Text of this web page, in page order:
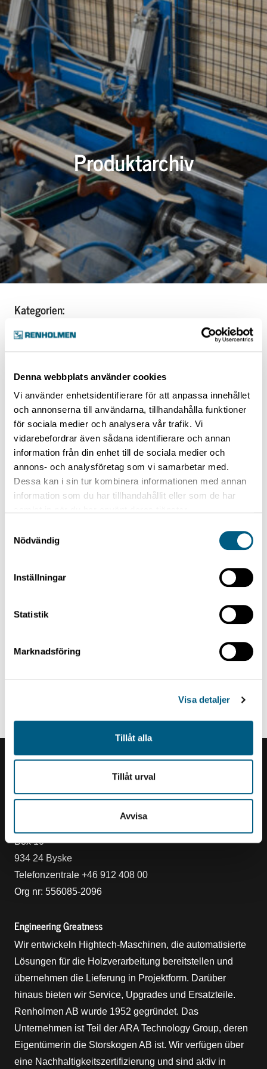
Denna webbplats använder cookies
Vi använder enhetsidentifierare för att anpassa innehållet
och annonserna till användarna, tillhandahålla funktioner
för sociala medier och analysera vår trafik. Vi
vidarebefordrar även sådana identifierare och annan
information från din enhet till de sociala medier och
annons- och analysföretag som vi samarbetar med.
Dessa kan i sin tur kombinera informationen med annan
information som du har tillhandahållit eller som de har
Nödvändig
Inställningar
Statistik
Marknadsföring
Visa detaljer
Tillåt alla
Tillåt urval
Avvisa
Produktarchiv
Kategorien:
Green Sorting
Intake Green Sorting
Unscrambler Buffer
Unscrambler Buffer
Renholmens logo
Kontakt
Box 10
934 24 Byske
Telefonzentrale +46 912 408 00
Org nr: 556085-2096
Engineering Greatness
Wir entwickeln Hightech-Maschinen, die automatisierte
Lösungen für die Holzverarbeitung bereitstellen und
übernehmen die Lieferung in Projektform. Darüber
hinaus bieten wir Service, Upgrades und Ersatzteile.
Renholmen AB wurde 1952 gegründet. Das
Unternehmen ist Teil der ARA Technology Group, deren
Eigentümerin die Storskogen AB ist. Wir verfügen über
eine Nachhaltigkeitszertifizierung und sind aktiv in